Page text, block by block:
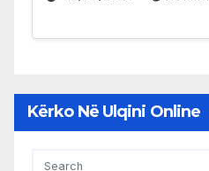
Kërko Në Ulqini Online